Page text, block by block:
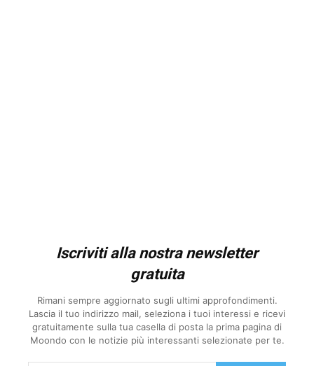
Iscriviti alla nostra newsletter
gratuita
Rimani sempre aggiornato sugli ultimi approfondimenti.
Lascia il tuo indirizzo mail, seleziona i tuoi interessi e ricevi
gratuitamente sulla tua casella di posta la prima pagina di
Moondo con le notizie più interessanti selezionate per te.